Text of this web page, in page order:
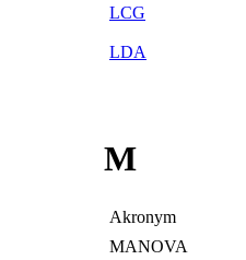
LCG
LDA
M
Akronym
MANOVA